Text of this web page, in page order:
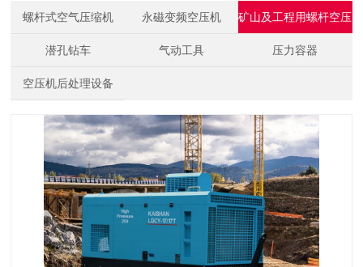
螺杆式空气压缩机 永磁变频空压机 矿山及工程用螺杆空压
机
潜孔钻车 气动工具 压力容器
空压机后处理设备